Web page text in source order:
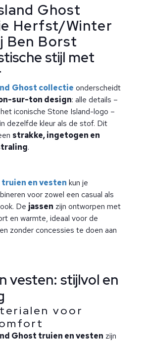
Ghost
Herfst/Winter
Ben Borst
stijl met
Ghost collectie onderscheidt
sur-ton design: alle details –
het iconische Stone Island-logo –
in dezelfde kleur als de stof. Dit
strakke, ingetogen en
.
truien en vesten kun je
voor zowel een casual als
De jassen zijn ontworpen met
en warmte, ideaal voor de
zonder concessies te doen aan
vesten: stijlvol en
voor
Ghost truien en vesten zijn